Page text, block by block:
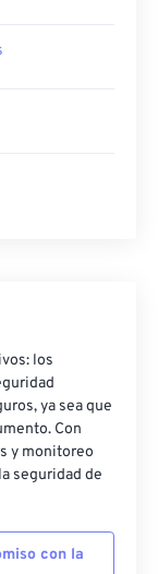
los
ya sea que
Con
y monitoreo
seguridad de
con la